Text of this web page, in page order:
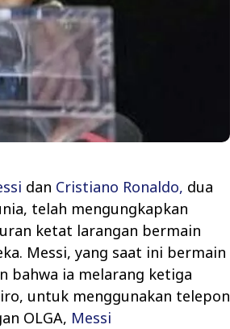
dan Cristiano Ronaldo, dua
telah mengungkapkan
ketat larangan bermain
Messi, yang saat ini bermain
bahwa ia melarang ketiga
untuk menggunakan telepon
OLGA, Messi